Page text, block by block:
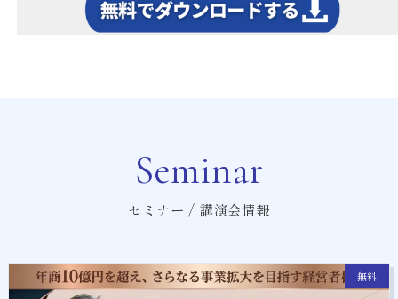
Seminar
セミナー / 講演会情報
無料